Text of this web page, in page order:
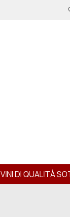
VINI DI QUALITÀ